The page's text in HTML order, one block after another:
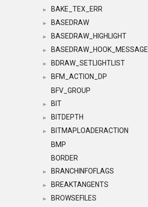
► BAKE_TEX_ERR
► BASEDRAW
► BASEDRAW_HIGHLIGHT
► BASEDRAW_HOOK_MESSAGE
► BDRAW_SETLIGHTLIST
►
BFM_ACTION_DP
BFV_GROUP
► BIT
► BITDEPTH
►
BITMAPLOADERACTION
BMP
BORDER
► BRANCHINFOFLAGS
► BREAKTANGENTS
► BROWSEFILES